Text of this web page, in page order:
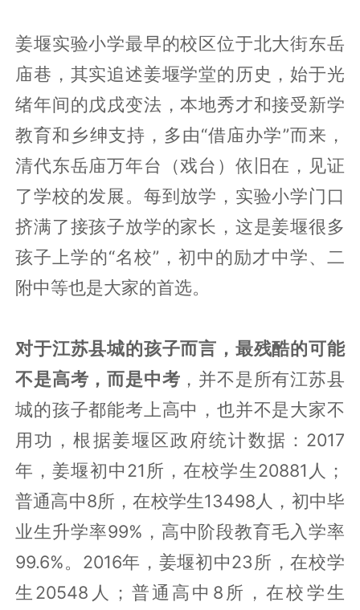
息用来理发和休息，而晚饭不少学生是家
长直接做好了送到学校，安徽毛坦厂被称
为考试工厂，而姜堰整座城市的氛围也不
亚于他们，这样的过程，从小学就已经开
始。
姜堰实验小学最早的校区位于北大街东岳
庙巷，其实追述姜堰学堂的历史，始于光
绪年间的戊戌变法，本地秀才和接受新学
清代东岳庙万年台（戏台）依旧在，见证
了学校的发展。每到放学，实验小学门口
挤满了接孩子放学的家长，这是姜堰很多
孩子上学的“名校”，初中的励才中学、二
附中等也是大家的首选。
对于江苏县城的孩子而言，最残酷的可能
不是高考，而是中考，并不是所有江苏县
城的孩子都能考上高中，也并不是大家不